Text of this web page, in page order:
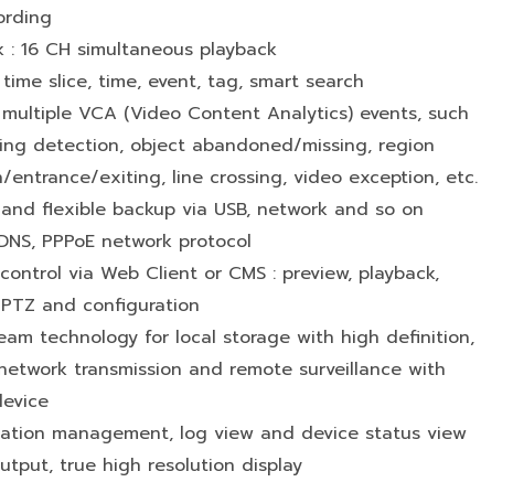
: 16 CH simultaneous playback
time slice, time, event, tag, smart search
VCA (Video Content Analytics) events, such
detection, object abandoned/missing, region
entrance/exiting, line crossing, video exception, etc.
flexible backup via USB, network and so on
PPPoE network protocol
via Web Client or CMS : preview, playback,
and configuration
technology for local storage with high definition,
transmission and remote surveillance with
management, log view and device status view
true high resolution display